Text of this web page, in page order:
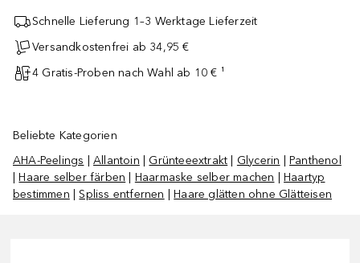
Schnelle Lieferung 1–3 Werktage Lieferzeit
Versandkostenfrei ab 34,95 €
4 Gratis-Proben nach Wahl ab 10 € ¹
Beliebte Kategorien
AHA-Peelings |Allantoin Grünteeextrakt Glycerin |Panthenol
|Haare selber färben Haarmaske selber machen |Haartyp
bestimmen |Spliss entfernen |Haare glätten ohne Glätteisen